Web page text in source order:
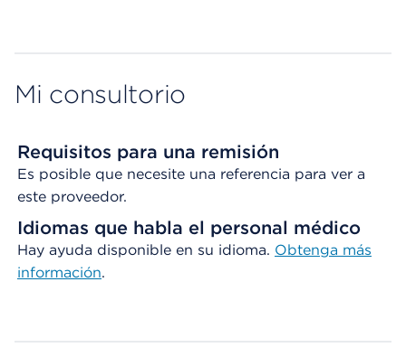
Mi consultorio
Requisitos para una remisión
Es posible que necesite una referencia para ver a
este proveedor.
Idiomas que habla el personal médico
Hay ayuda disponible en su idioma. Obtenga más
información.